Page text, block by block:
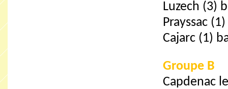
Luzech (3)
Prayssac
Cajarc (1)
Groupe B
Capdenac